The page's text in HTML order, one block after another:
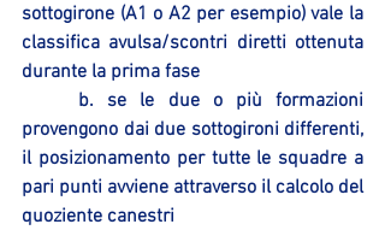
sottogirone (A1 o A2 per esempio) vale la
classifica avulsa/scontri diretti ottenuta
durante la prima fase
provengono dai due sottogironi differenti,
il posizionamento per tutte le squadre a
pari punti avviene attraverso il calcolo del
quoziente canestri